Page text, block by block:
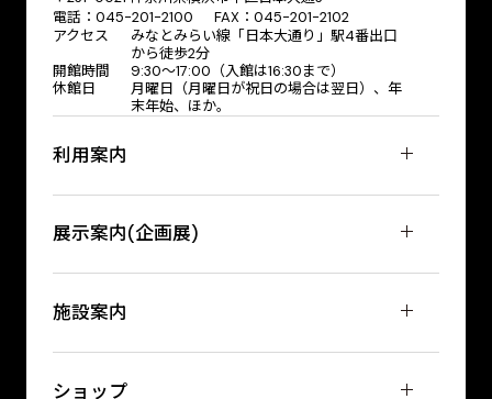
電話：045-201-2100 FAX：045-201-2102
アクセス
みなとみらい線「日本大通り」駅4番出口
から徒歩2分
開館時間
9:30〜17:00（入館は16:30まで）
休館日
月曜日（月曜日が祝日の場合は翌日）、年
末年始、ほか。
利用案内
展示案内(企画展)
施設案内
ショップ